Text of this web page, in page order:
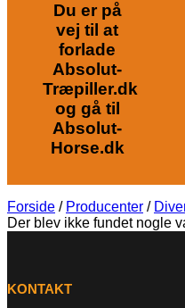
Du er på
vej til at
forlade
Absolut-
Træpiller.dk
og gå til
Absolut-
Horse.dk
Forside / Producenter /
Der blev ikke fundet nogle
KONTAKT